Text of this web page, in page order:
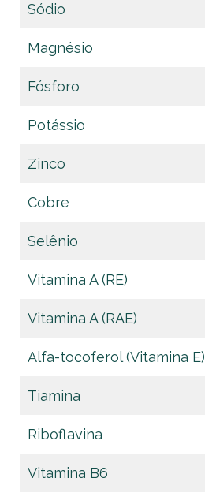
Sódio
Magnésio
Fósforo
Potássio
Zinco
Cobre
Selênio
Vitamina A (RE)
Vitamina A (RAE)
Alfa-tocoferol (Vitamina E)
Tiamina
Riboflavina
Vitamina B6